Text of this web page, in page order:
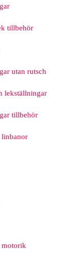
tillbehör
utan rutsch
lekställningar
tillbehör
linbanor
motorik